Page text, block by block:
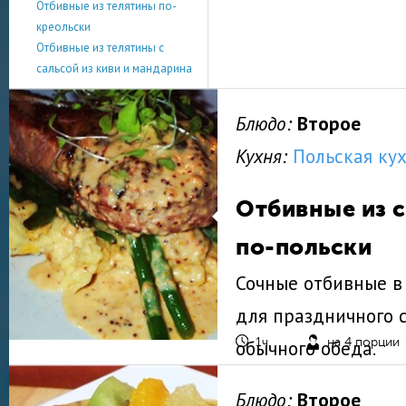
сохраняются.
оригинальным блюдом — наши рецепты
вариант, который вам обязательно
рекомендации позволят приготовить мясо
получилось вкусным, сочным, ароматным.
Отбивные из телятины по-
креольски
Отбивные из телятины с
сальсой из киви и мандарина
Блюдо: Второе
Кухня: Польская
Отбивные из
по-польски
Сочные отбивные
для праздничного
обычного обеда.
1ч. на 4 порции
Блюдо: Второе